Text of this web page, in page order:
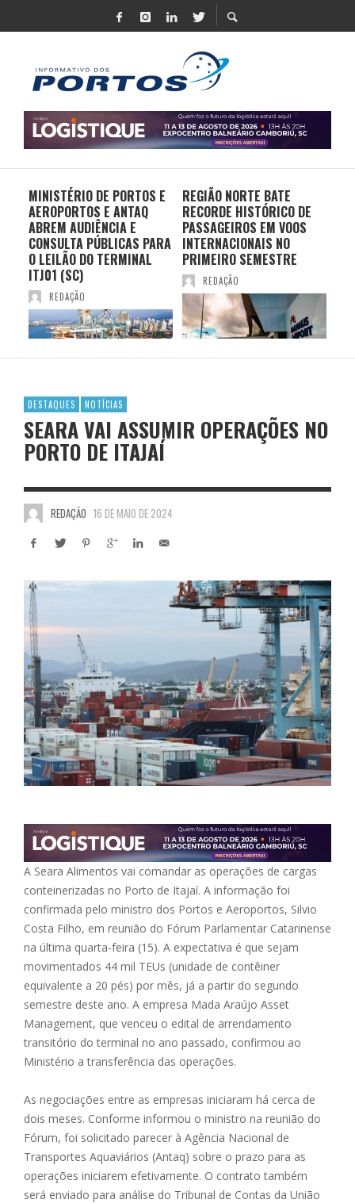
MINISTÉRIO DE PORTOS E
AEROPORTOS E ANTAQ
ABREM AUDIÊNCIA E
CONSULTA PÚBLICAS PARA
O LEILÃO DO TERMINAL
ITJ01 (SC)
REDAÇÃO
REGIÃO NORTE BATE
RECORDE HISTÓRICO DE
PASSAGEIROS EM VOOS
INTERNACIONAIS NO
PRIMEIRO SEMESTRE
REDAÇÃO
DESTAQUES NOTÍCIAS
SEARA VAI ASSUMIR OPERAÇÕES NO
PORTO DE ITAJAÍ
REDAÇÃO 16 DE MAIO DE 2024
A Seara Alimentos vai comandar as operações de cargas
conteinerizadas no Porto de Itajaí. A informação foi
confirmada pelo ministro dos Portos e Aeroportos, Silvio
Costa Filho, em reunião do Fórum Parlamentar Catarinense
na última quarta-feira (15). A expectativa é que sejam
movimentados 44 mil TEUs (unidade de contêiner
equivalente a 20 pés) por mês, já a partir do segundo
semestre deste ano. A empresa Mada Araújo Asset
Management, que venceu o edital de arrendamento
transitório do terminal no ano passado, confirmou ao
Ministério a transferência das operações.
As negociações entre as empresas iniciaram há cerca de
dois meses. Conforme informou o ministro na reunião do
Fórum, foi solicitado parecer à Agência Nacional de
Transportes Aquaviários (Antaq) sobre o prazo para as
operações iniciarem efetivamente. O contrato também
será enviado para análise do Tribunal de Contas da União